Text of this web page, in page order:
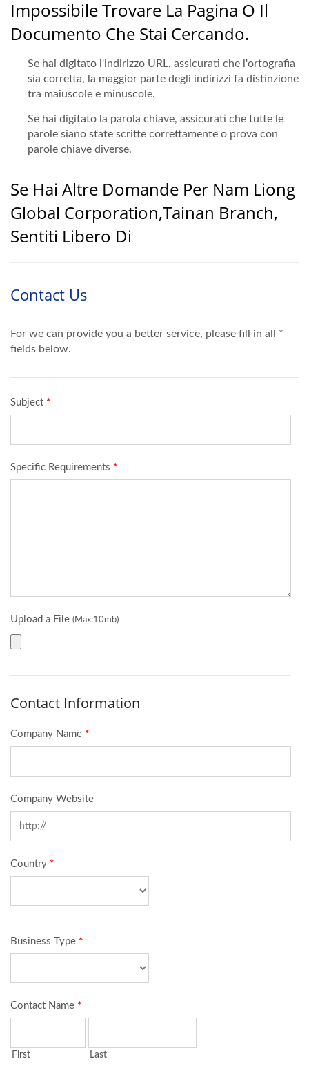
Impossibile Trovare La Pagina O Il
Documento Che Stai Cercando.
Se hai digitato l'indirizzo URL, assicurati che l'ortografia
sia corretta, la maggior parte degli indirizzi fa distinzione
tra maiuscole e minuscole.
Se hai digitato la parola chiave, assicurati che tutte le
parole siano state scritte correttamente o prova con
parole chiave diverse.
Se Hai Altre Domande Per Nam Liong
Global Corporation,Tainan Branch,
Sentiti Libero Di